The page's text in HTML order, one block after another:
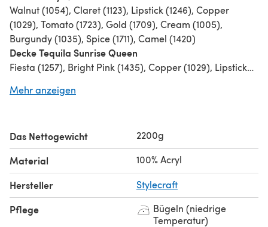
Walnut (1054), Claret (1123), Lipstick (1246), Copper
(1029), Tomato (1723), Gold (1709), Cream (1005),
Burgundy (1035), Spice (1711), Camel (1420)
Decke Tequila Sunrise Queen
Fiesta (1257), Bright Pink (1435), Copper (1029), Lipstick
Pomegranate (1083), Shrimp (1132), Claret (1123), Tomato
Storm Blue (1722), Empire (1829), Petrol (1708), Teal
(1602), Sage (1725), Spearmint (1842), Cream (1005),
Turquoise (1068), Aspen (1422), Sherbet (1034)
Mehr anzeigen
Das Nettogewicht 2200g
Material 100% Acryl
Hersteller Stylecraft
Pflege
Bügeln (niedrige
Temperatur)